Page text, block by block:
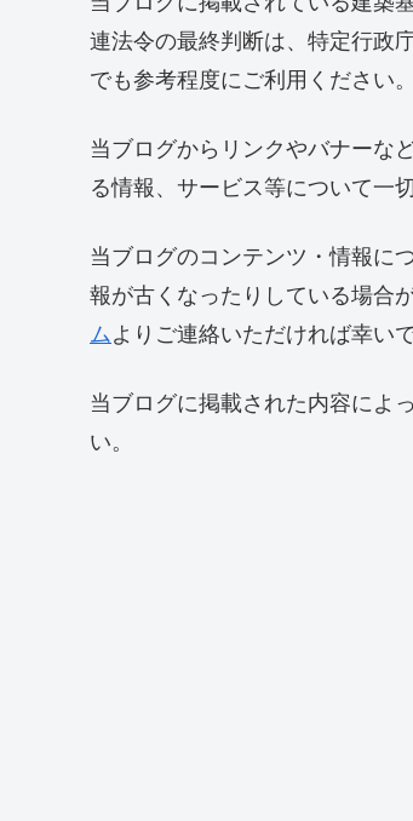
連法令の最終判断は、特定行政
でも参考程度にご利用ください。
当ブログからリンクやバナーな
る情報、サービス等について一
当ブログのコンテンツ・情報に
報が古くなったりしている場合
ムよりご連絡いただければ幸いで
当ブログに掲載された内容によ
い。